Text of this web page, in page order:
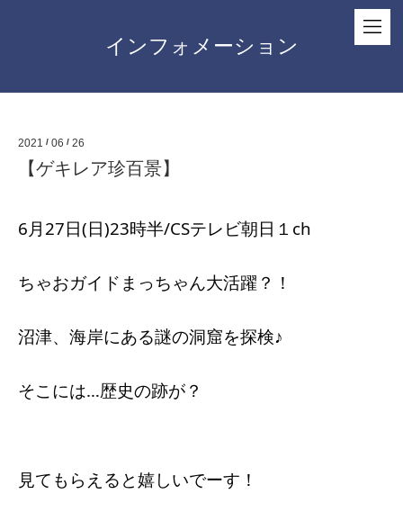
インフォメーション
2021 / 06 / 26
【ゲキレア珍百景】
6月27日(日)23時半/CSテレビ朝日１ch
ちゃおガイドまっちゃん大活躍？！
沼津、海岸にある謎の洞窟を探検♪
そこには…歴史の跡が？
見てもらえると嬉しいでーす！